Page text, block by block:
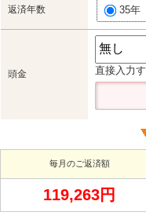
返済年数 35年
頭金 直接入力
毎月のご返済額
119,263円